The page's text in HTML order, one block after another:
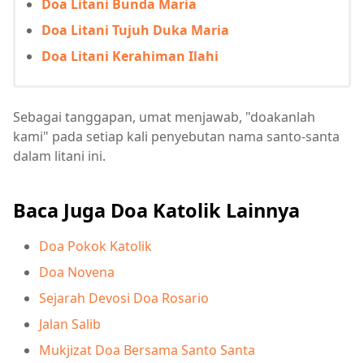
Doa Litani Bunda Maria
Doa Litani Tujuh Duka Maria
Doa Litani Kerahiman Ilahi
Sebagai tanggapan, umat menjawab, "doakanlah
kami" pada setiap kali penyebutan nama santo-santa
dalam litani ini.
Baca Juga Doa Katolik Lainnya
Doa Pokok Katolik
Doa Novena
Sejarah Devosi Doa Rosario
Jalan Salib
Mukjizat Doa Bersama Santo Santa